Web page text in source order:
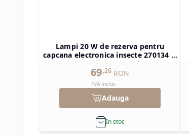
Lampi 20 W de rezerva pentru
capcana electronica insecte 270134 &
270158, Hendi, 570x20x(h)20 mm
69,26 RON
TVA inclus
Adauga
In stoc